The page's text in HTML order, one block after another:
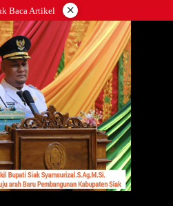
Baca Artikel ×